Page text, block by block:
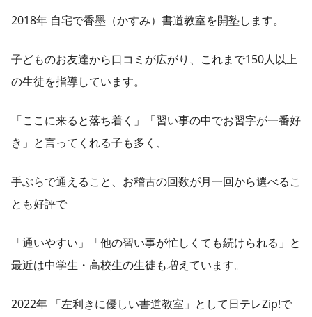
2018年 自宅で香墨（かすみ）書道教室を開塾します。
子どものお友達から口コミが広がり、これまで150人以上
の生徒を指導しています。
「ここに来ると落ち着く」「習い事の中でお習字が一番好
き」と言ってくれる子も多く、
手ぶらで通えること、お稽古の回数が月一回から選べるこ
とも好評で
「通いやすい」「他の習い事が忙しくても続けられる」と
最近は中学生・高校生の生徒も増えています。
2022年 「左利きに優しい書道教室」として日テレZip!で